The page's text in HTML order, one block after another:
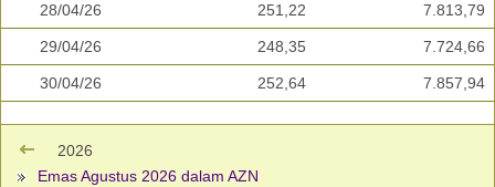
28/04/26 251,22 7.813,79
29/04/26 248,35 7.724,66
30/04/26 252,64 7.857,94
2026
Emas Agustus 2026 dalam AZN